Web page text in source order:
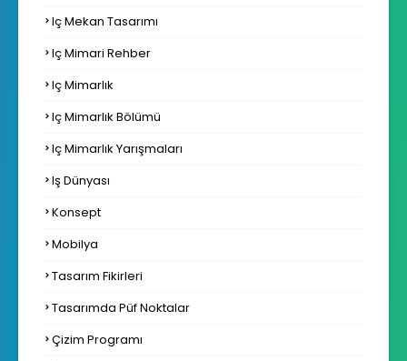
Iç Mekan Tasarımı
Iç Mimari Rehber
Iç Mimarlık
Iç Mimarlık Bölümü
Iç Mimarlık Yarışmaları
Iş Dünyası
Konsept
Mobilya
Tasarım Fikirleri
Tasarımda Püf Noktalar
Çizim Programı